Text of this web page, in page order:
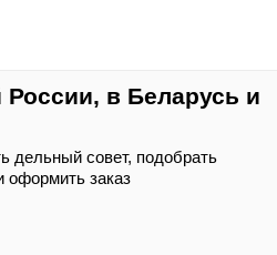
России, в Беларусь и
дельный совет, подобрать
оформить заказ